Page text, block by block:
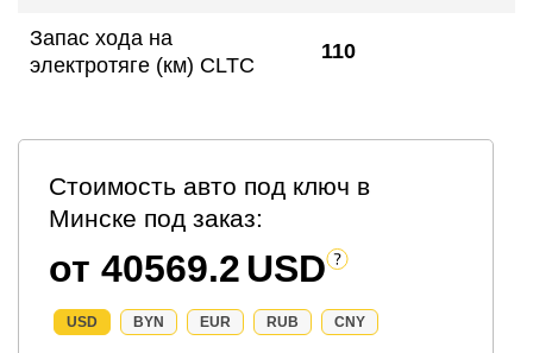
Запас хода на
электротяге (км) CLTC
110
Стоимость авто под ключ в
Минске под заказ:
от 40569.2 USD
USD BYN EUR RUB CNY